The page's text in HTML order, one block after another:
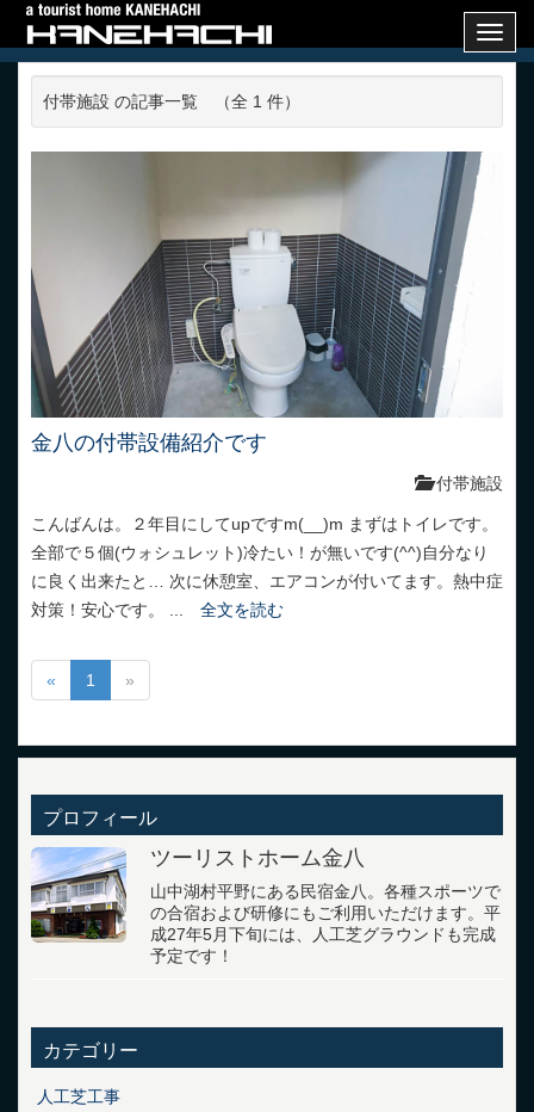
付帯施設 の記事一覧 （全 1 件）
金八の付帯設備紹介です
付帯施設
こんばんは。２年目にしてupですm(__)m まずはトイレです。
全部で５個(ウォシュレット)冷たい！が無いです(^^)自分なり
に良く出来たと… 次に休憩室、エアコンが付いてます。熱中症
対策！安心です。 ... 全文を読む
« 1 »
プロフィール
ツーリストホーム金八
山中湖村平野にある民宿金八。各種スポーツで
の合宿および研修にもご利用いただけます。平
成27年5月下旬には、人工芝グラウンドも完成
予定です！
カテゴリー
人工芝工事